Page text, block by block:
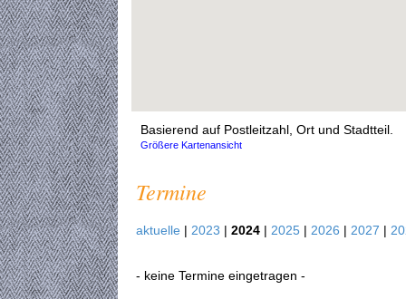
Basierend auf Postleitzahl, Ort und Stadtteil.
Größere Kartenansicht
Termine
aktuelle | 2023 | 2024 | 2025 | 2026 | 2027 |
- keine Termine eingetragen -